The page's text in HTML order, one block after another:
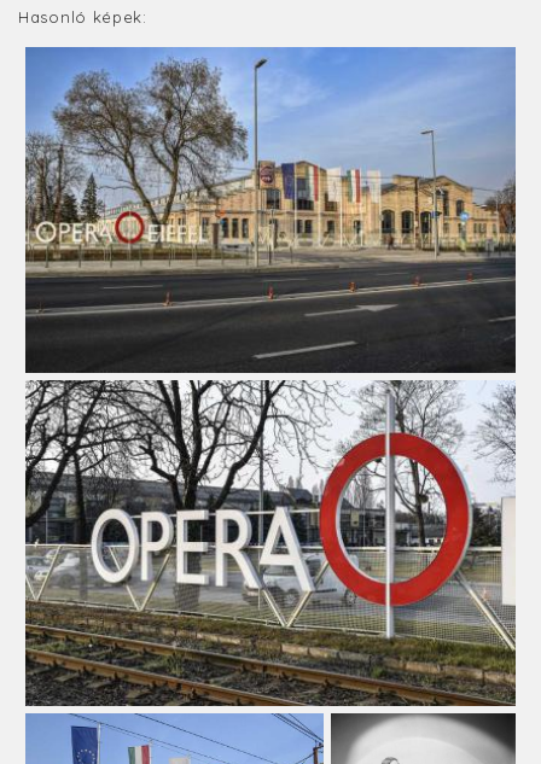
Hasonló képek: